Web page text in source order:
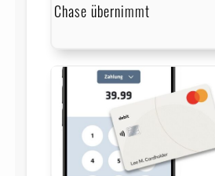
Chase übernimmt